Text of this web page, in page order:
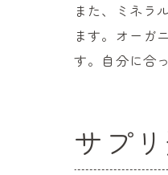
また、ミネラ
ます。オーガ
す。自分に合
サプ